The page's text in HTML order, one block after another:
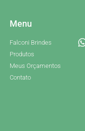
Menu
Falconi Brindes
Produtos
Meus Orçamentos
Contato